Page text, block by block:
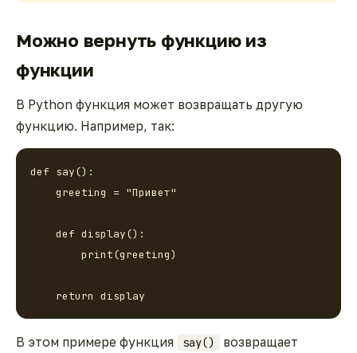
Можно вернуть функцию из
функции
В Python функция может возвращать другую
функцию. Например, так:
def say():
    greeting = "Привет"
    def display():
        print(greeting)
В этом примере функция say()
возвращает